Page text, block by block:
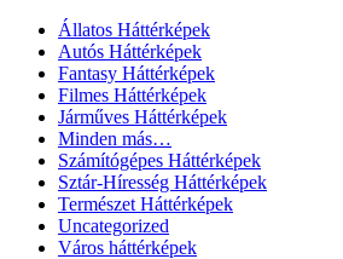
Állatos Háttérképek
Autós Háttérképek
Fantasy Háttérképek
Filmes Háttérképek
Járműves Háttérképek
Minden más…
Számítógépes Háttérképek
Sztár-Híresség Háttérképek
Természet Háttérképek
Uncategorized
Város háttérképek